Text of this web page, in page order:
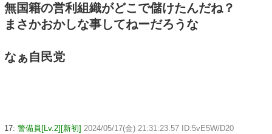
無国籍の営利組織がどこで儲けたんだね？
まさかおかしな事してねーだろうな
なぁ自民党
17: 警備員[Lv.2][新初] 2024/05/17(金) 21:31:23.57 ID:5vE5W/D20